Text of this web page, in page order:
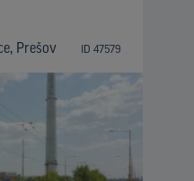
Prešov ID 47579